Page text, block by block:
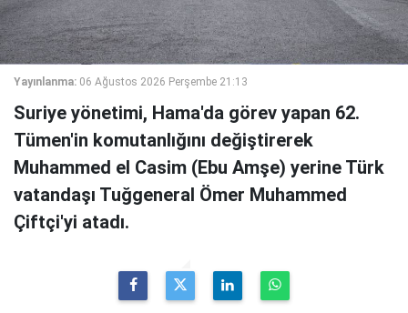
Yayınlanma: 06 Ağustos 2026 Perşembe 21:13
Suriye yönetimi, Hama'da görev yapan 62.
Tümen'in komutanlığını değiştirerek
Muhammed el Casim (Ebu Amşe) yerine Türk
vatandaşı Tuğgeneral Ömer Muhammed
Çiftçi'yi atadı.